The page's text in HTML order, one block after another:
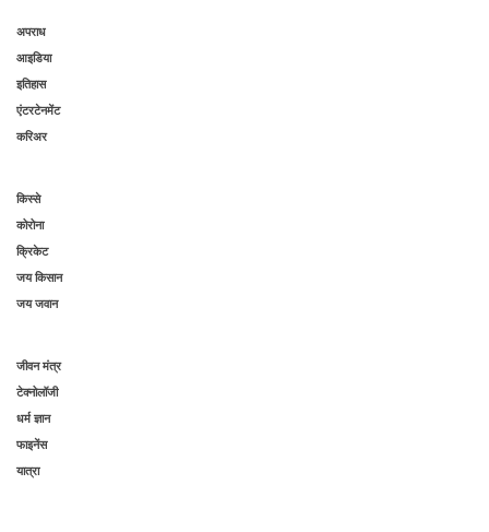
अपराध
आइडिया
इतिहास
एंटरटेनमेंट
करिअर
किस्से
कोरोना
क्रिकेट
जय किसान
जय जवान
जीवन मंत्र
टेक्नोलॉजी
धर्म ज्ञान
फाइनेंस
यात्रा